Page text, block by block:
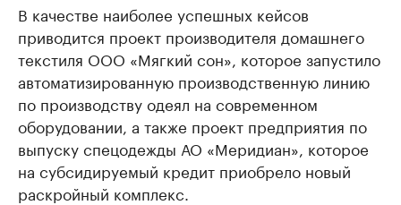
В качестве наиболее успешных кейсов
приводится проект производителя домашнего
текстиля ООО «Мягкий сон», которое запустило
автоматизированную производственную линию
по производству одеял на современном
оборудовании, а также проект предприятия по
выпуску спецодежды АО «Меридиан», которое
на субсидируемый кредит приобрело новый
раскройный комплекс.